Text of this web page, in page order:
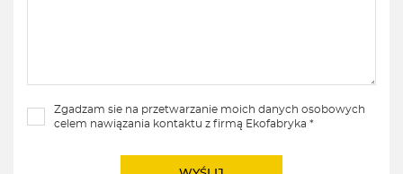
Zgadzam sie na przetwarzanie moich danych osobowych
celem nawiązania kontaktu z firmą Ekofabryka *